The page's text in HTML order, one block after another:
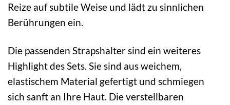
Reize auf subtile Weise und lädt zu sinnlichen
Berührungen ein.
Die passenden Strapshalter sind ein weiteres
Highlight des Sets. Sie sind aus weichem,
elastischem Material gefertigt und schmiegen
sich sanft an Ihre Haut. Die verstellbaren